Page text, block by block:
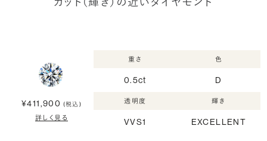
¥411,900 (税込)
詳しく見る
重さ
0.5ct
色
D
透明度
VVS1
輝き
EXCELLENT